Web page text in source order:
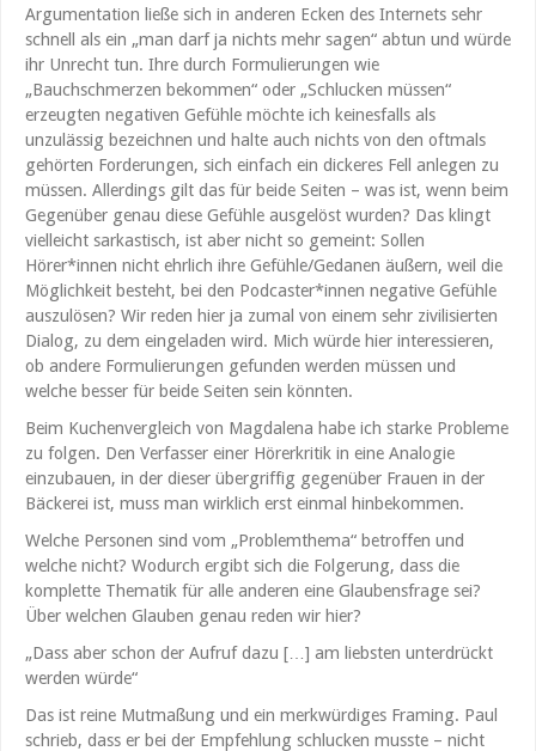
Argumentation ließe sich in anderen Ecken des Internets sehr
schnell als ein „man darf ja nichts mehr sagen“ abtun und würde
ihr Unrecht tun. Ihre durch Formulierungen wie
„Bauchschmerzen bekommen“ oder „Schlucken müssen“
erzeugten negativen Gefühle möchte ich keinesfalls als
unzulässig bezeichnen und halte auch nichts von den oftmals
gehörten Forderungen, sich einfach ein dickeres Fell anlegen zu
müssen. Allerdings gilt das für beide Seiten – was ist, wenn beim
Gegenüber genau diese Gefühle ausgelöst wurden? Das klingt
vielleicht sarkastisch, ist aber nicht so gemeint: Sollen
Hörer*innen nicht ehrlich ihre Gefühle/Gedanen äußern, weil die
Möglichkeit besteht, bei den Podcaster*innen negative Gefühle
auszulösen? Wir reden hier ja zumal von einem sehr zivilisierten
Dialog, zu dem eingeladen wird. Mich würde hier interessieren,
ob andere Formulierungen gefunden werden müssen und
welche besser für beide Seiten sein könnten.
Beim Kuchenvergleich von Magdalena habe ich starke Probleme
zu folgen. Den Verfasser einer Hörerkritik in eine Analogie
einzubauen, in der dieser übergriffig gegenüber Frauen in der
Bäckerei ist, muss man wirklich erst einmal hinbekommen.
Welche Personen sind vom „Problemthema“ betroffen und
welche nicht? Wodurch ergibt sich die Folgerung, dass die
komplette Thematik für alle anderen eine Glaubensfrage sei?
Über welchen Glauben genau reden wir hier?
„Dass aber schon der Aufruf dazu […] am liebsten unterdrückt
werden würde“
Das ist reine Mutmaßung und ein merkwürdiges Framing. Paul
schrieb, dass er bei der Empfehlung schlucken musste – nicht